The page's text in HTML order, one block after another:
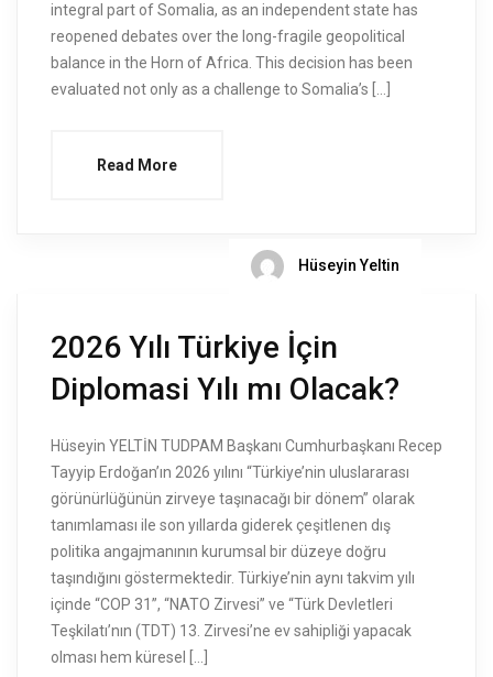
integral part of Somalia, as an independent state has
reopened debates over the long-fragile geopolitical
balance in the Horn of Africa. This decision has been
evaluated not only as a challenge to Somalia’s […]
Read More
Hüseyin Yeltin
2026 Yılı Türkiye İçin
Diplomasi Yılı mı Olacak?
Hüseyin YELTİN TUDPAM Başkanı Cumhurbaşkanı Recep
Tayyip Erdoğan’ın 2026 yılını “Türkiye’nin uluslararası
görünürlüğünün zirveye taşınacağı bir dönem” olarak
tanımlaması ile son yıllarda giderek çeşitlenen dış
politika angajmanının kurumsal bir düzeye doğru
taşındığını göstermektedir. Türkiye’nin aynı takvim yılı
içinde “COP 31”, “NATO Zirvesi” ve “Türk Devletleri
Teşkilatı’nın (TDT) 13. Zirvesi’ne ev sahipliği yapacak
olması hem küresel […]